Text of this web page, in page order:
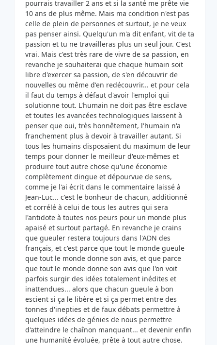
pourrais travailler 2 ans et si la santé me prête vie
10 ans de plus même. Mais ma condition n'est pas
celle de plein de personnes et surtout, je ne veux
pas penser ainsi. Quelqu'un m'a dit enfant, vit de ta
passion et tu ne travailleras plus un seul jour. C'est
vrai. Mais c'est très rare de vivre de sa passion, en
revanche je souhaiterai que chaque humain soit
libre d'exercer sa passion, de s'en découvrir de
nouvelles ou même d'en redécouvrir... et pour cela
il faut du temps à défaut d'avoir l'emploi qui
solutionne tout. L'humain ne doit pas être esclave
et toutes les avancées technologiques laissent à
penser que oui, très honnêtement, l'humain n'a
franchement plus à devoir à travailler autant. Si
tous les humains disposaient du maximum de leur
temps pour donner le meilleur d'eux-mêmes et
produire tout autre chose qu'une économie
complètement dingue et dépourvue de sens,
comme je l'ai écrit dans le commentaire laissé à
Jean-Luc... c'est le bonheur de chacun, additionné
et corrélé à celui de tous les autres qui sera
l'antidote à toutes nos peurs pour un monde plus
apaisé et surtout partagé. En revanche je crains
que gueuler restera toujours dans l'ADN des
français, et c'est parce que tout le monde gueule
que tout le monde donne son avis, et que parce
que tout le monde donne son avis que l'on voit
parfois surgir des idées totalement inédites et
inattendues... alors que chacun gueule à bon
escient si ça le libère et si ça permet entre des
tonnes d'inepties et de faux débats permettre à
quelques idées de génies de nous permettre
d'atteindre le chaînon manquant... et devenir enfin
une humanité évoluée, prête à tout autre chose.